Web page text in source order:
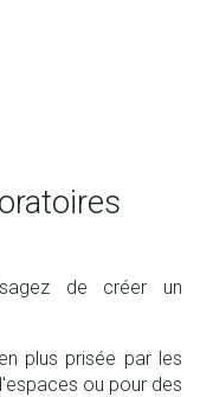
de créer un
plus prisée par les
ou pour des